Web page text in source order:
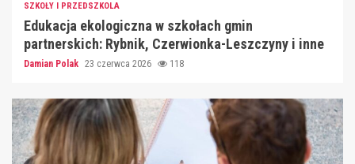
SZKOŁY I PRZEDSZKOLA
Edukacja ekologiczna w szkołach gmin
partnerskich: Rybnik, Czerwionka-Leszczyny i inne
Damian Polak 23 czerwca 2026 118